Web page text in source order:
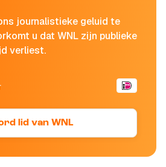
journalistieke geluid te
u dat WNL zijn publieke
verliest.
lid van WNL